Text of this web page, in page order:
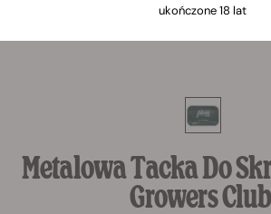
Metalowa Tacka Do
Growers Club
ukończone 18 lat